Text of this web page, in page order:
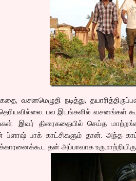
வசனமெழுதி நடித்து,
பல இடங்களில் வசனங்கள் கூட
இவர் திரைகதையில் செய்த
ப்ளாஷ் பாக் காட்சிகளும் தான். அந்த
தன் அப்பாவாக